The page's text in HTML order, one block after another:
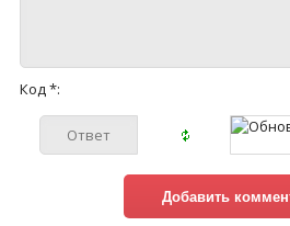
Код *: